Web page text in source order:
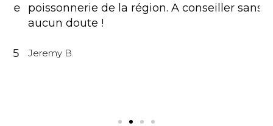
poissonnerie de la région. A conseiller sans
aucun doute !
Jeremy B.